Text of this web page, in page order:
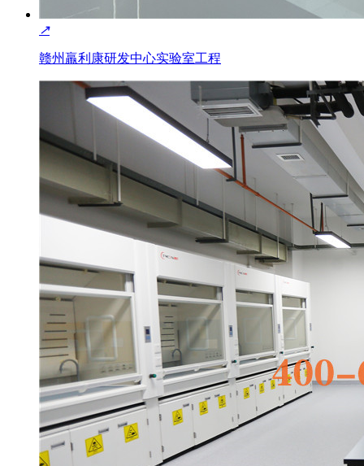
↗
赣州羸利康研发中心实验室工程